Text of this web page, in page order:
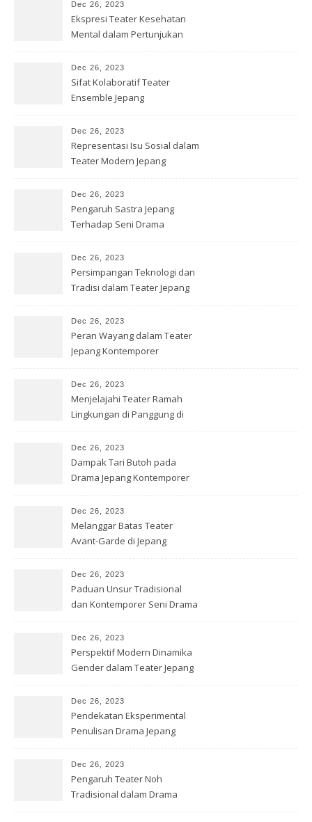
Dec 26, 2023
Ekspresi Teater Kesehatan
Mental dalam Pertunjukan
Dec 26, 2023
Sifat Kolaboratif Teater
Ensemble Jepang
Dec 26, 2023
Representasi Isu Sosial dalam
Teater Modern Jepang
Dec 26, 2023
Pengaruh Sastra Jepang
Terhadap Seni Drama
Dec 26, 2023
Persimpangan Teknologi dan
Tradisi dalam Teater Jepang
Dec 26, 2023
Peran Wayang dalam Teater
Jepang Kontemporer
Dec 26, 2023
Menjelajahi Teater Ramah
Lingkungan di Panggung di
Dec 26, 2023
Dampak Tari Butoh pada
Drama Jepang Kontemporer
Dec 26, 2023
Melanggar Batas Teater
Avant-Garde di Jepang
Dec 26, 2023
Paduan Unsur Tradisional
dan Kontemporer Seni Drama
Dec 26, 2023
Perspektif Modern Dinamika
Gender dalam Teater Jepang
Dec 26, 2023
Pendekatan Eksperimental
Penulisan Drama Jepang
Dec 26, 2023
Pengaruh Teater Noh
Tradisional dalam Drama